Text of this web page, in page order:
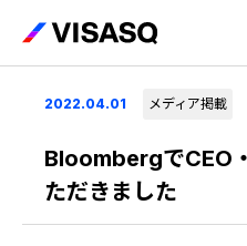
会社情報
ビザスクについて
CEOメッセージ
2022.04.01 メディア掲載
BloombergでCEO
ただきました